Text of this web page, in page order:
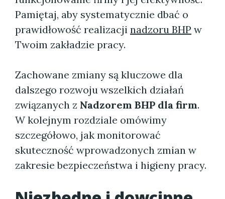
Pamiętaj, aby systematycznie dbać o
prawidłowość realizacji nadzoru BHP w
Twoim zakładzie pracy.
Zachowane zmiany są kluczowe dla
dalszego rozwoju wszelkich działań
związanych z Nadzorem BHP dla firm.
W kolejnym rozdziale omówimy
szczegółowo, jak monitorować
skuteczność wprowadzonych zmian w
zakresie bezpieczeństwa i higieny pracy.